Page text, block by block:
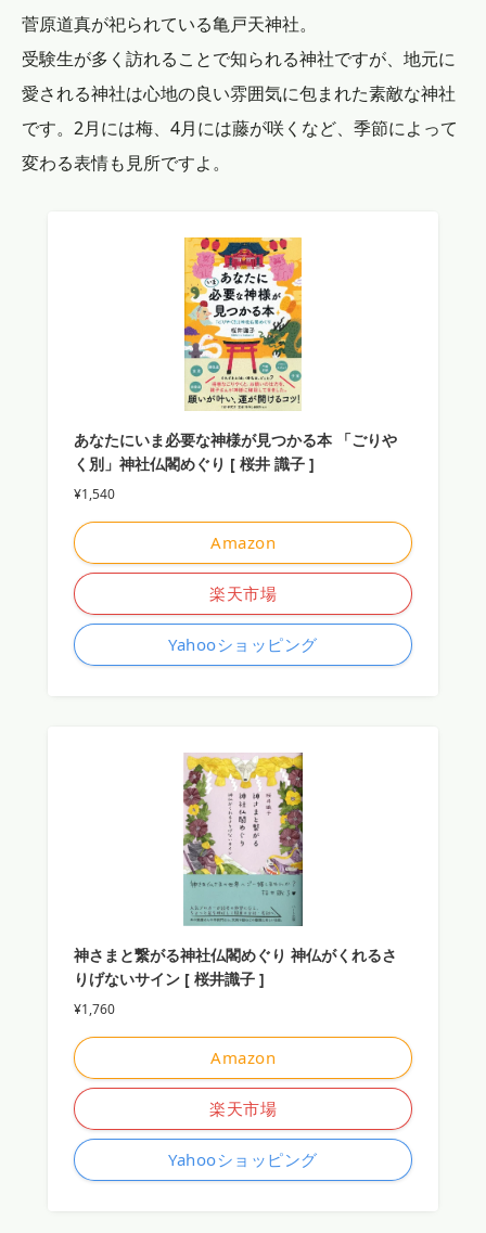
菅原道真が祀られている亀戸天神社。
受験生が多く訪れることで知られる神社ですが、地元に
愛される神社は心地の良い雰囲気に包まれた素敵な神社
です。2月には梅、4月には藤が咲くなど、季節によって
変わる表情も見所ですよ。
あなたにいま必要な神様が見つかる本 「ごりや
く別」神社仏閣めぐり [ 桜井 識子 ]
¥1,540
Amazon
楽天市場
Yahooショッピング
神さまと繋がる神社仏閣めぐり 神仏がくれるさ
りげないサイン [ 桜井識子 ]
¥1,760
Amazon
楽天市場
Yahooショッピング